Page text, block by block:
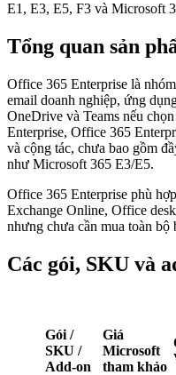
E1, E3, E5, F3 và Microsoft
Tổng quan sản
Office 365 Enterprise là
email doanh nghiệp, ứng
OneDrive và Teams nếu
Enterprise, Office 365
và cộng tác, chưa bao gồm
như Microsoft 365 E3/E5.
Office 365 Enterprise phù
Exchange Online, Office
nhưng chưa cần mua toàn
Các gói, SKU và
Gói /
SKU /
Add-on
Giá
Microsoft
tham khảo